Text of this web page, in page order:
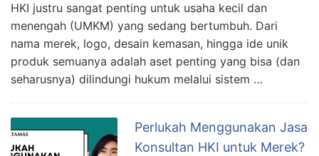
HKI justru sangat penting untuk usaha kecil dan
menengah (UMKM) yang sedang bertumbuh. Dari
nama merek, logo, desain kemasan, hingga ide unik
produk semuanya adalah aset penting yang bisa (dan
seharusnya) dilindungi hukum melalui sistem …
Perlukah Menggunakan Jasa
Konsultan HKI untuk Merek?